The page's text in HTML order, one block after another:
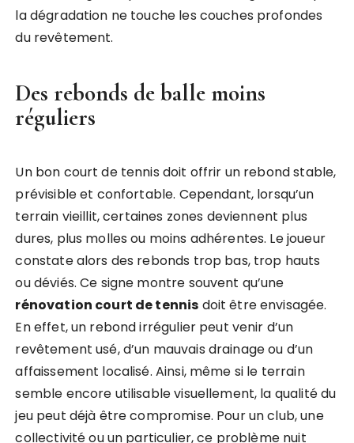
la dégradation ne touche les couches profondes
du revêtement.
Des rebonds de balle moins
réguliers
Un bon court de tennis doit offrir un rebond stable,
prévisible et confortable. Cependant, lorsqu’un
terrain vieillit, certaines zones deviennent plus
dures, plus molles ou moins adhérentes. Le joueur
constate alors des rebonds trop bas, trop hauts
ou déviés. Ce signe montre souvent qu’une
rénovation court de tennis doit être envisagée.
En effet, un rebond irrégulier peut venir d’un
revêtement usé, d’un mauvais drainage ou d’un
affaissement localisé. Ainsi, même si le terrain
semble encore utilisable visuellement, la qualité du
jeu peut déjà être compromise. Pour un club, une
collectivité ou un particulier, ce problème nuit